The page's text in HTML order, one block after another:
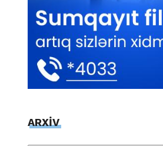
ARXİV